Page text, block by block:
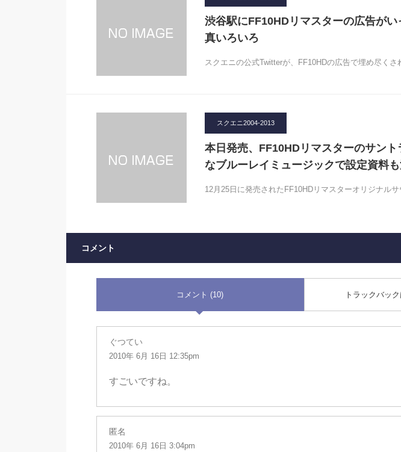
渋谷駅にFF10HDリマスターの広告が
真いろいろ
スクエニの公式Twitterが、FF10HDの広告で埋め尽く
スクエニ2004-2013
本日発売、FF10HDリマスターのサン
なブルーレイミュージックで設定資料
12月25日に発売されたFF10HDリマスターオリジナル
コメント
コメント (10) トラックバッ
ぐつてい
2010年 6月 16日 12:35pm
すごいですね。
匿名
2010年 6月 16日 3:04pm